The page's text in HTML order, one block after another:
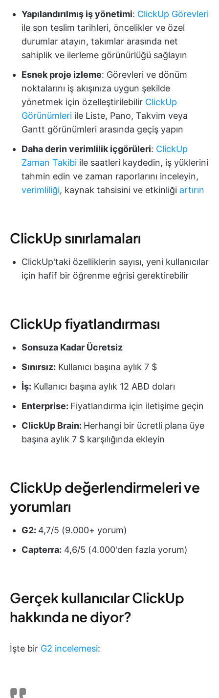
Yapılandırılmış iş yönetimi: ClickUp Görevleri
ile son teslim tarihleri, öncelikler ve özel
durumlar atayın, takımlar arasında net
sahiplik ve ilerleme görünürlüğü sağlayın
Esnek proje izleme: Görevleri ve dönüm
noktalarını iş akışınıza uygun şekilde
yönetmek için özelleştirilebilir ClickUp
Görünümleri ile Liste, Pano, Takvim veya
Gantt görünümleri arasında geçiş yapın
Daha derin verimlilik içgörüleri: ClickUp
Zaman Takibi ile saatleri kaydedin, iş yüklerini
tahmin edin ve zaman raporlarını inceleyin,
verimliliği, kaynak tahsisini ve etkinliği artırın
ClickUp sınırlamaları
ClickUp'taki özelliklerin sayısı, yeni kullanıcılar
için hafif bir öğrenme eğrisi gerektirebilir
ClickUp fiyatlandırması
Sonsuza Kadar Ücretsiz
Sınırsız: Kullanıcı başına aylık 7 $
İş: Kullanıcı başına aylık 12 ABD doları
Enterprise: Fiyatlandırma için iletişime geçin
ClickUp Brain: Herhangi bir ücretli plana üye
başına aylık 7 $ karşılığında ekleyin
ClickUp değerlendirmeleri ve
yorumları
G2: 4,7/5 (9.000+ yorum)
Capterra: 4,6/5 (4.000'den fazla yorum)
Gerçek kullanıcılar ClickUp
hakkında ne diyor?
İşte bir G2 incelemesi: